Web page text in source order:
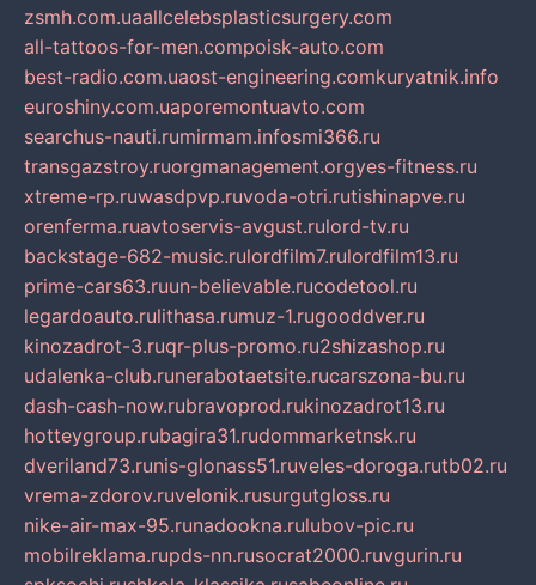
zsmh.com.uaallcelebsplasticsurgery.com
all-tattoos-for-men.compoisk-auto.com
best-radio.com.uaost-engineering.comkuryatnik.info
euroshiny.com.uaporemontuavto.com
searchus-nauti.rumirmam.infosmi366.ru
transgazstroy.ruorgmanagement.orgyes-fitness.ru
xtreme-rp.ruwasdpvp.ruvoda-otri.rutishinapve.ru
orenferma.ruavtoservis-avgust.rulord-tv.ru
backstage-682-music.rulordfilm7.rulordfilm13.ru
prime-cars63.ruun-believable.rucodetool.ru
legardoauto.rulithasa.rumuz-1.rugooddver.ru
kinozadrot-3.ruqr-plus-promo.ru2shizashop.ru
udalenka-club.runerabotaetsite.rucarszona-bu.ru
dash-cash-now.rubravoprod.rukinozadrot13.ru
hotteygroup.rubagira31.rudommarketnsk.ru
dveriland73.runis-glonass51.ruveles-doroga.rutb02.ru
vrema-zdorov.ruvelonik.rusurgutgloss.ru
nike-air-max-95.runadookna.rulubov-pic.ru
mobilreklama.rupds-nn.rusocrat2000.ruvgurin.ru